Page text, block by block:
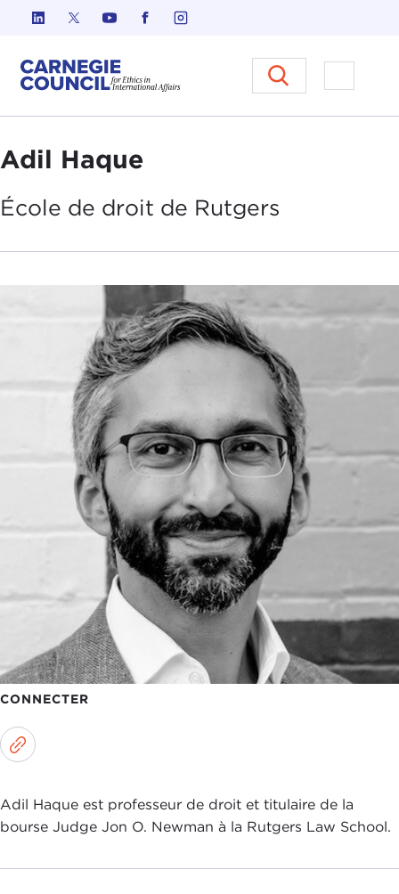
Skip to content
Carnegie Council sur
Ouvrir
Adil Haque
École de droit de Rutgers
CONNECTER
Adil Haque est professeur de droit et titulaire de la
bourse Judge Jon O. Newman à la Rutgers Law School.